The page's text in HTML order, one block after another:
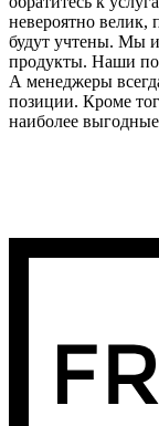
невероятно велик,
будут учтены. Мы
продукты. Наши
А менеджеры
позиции. Кроме
наиболее